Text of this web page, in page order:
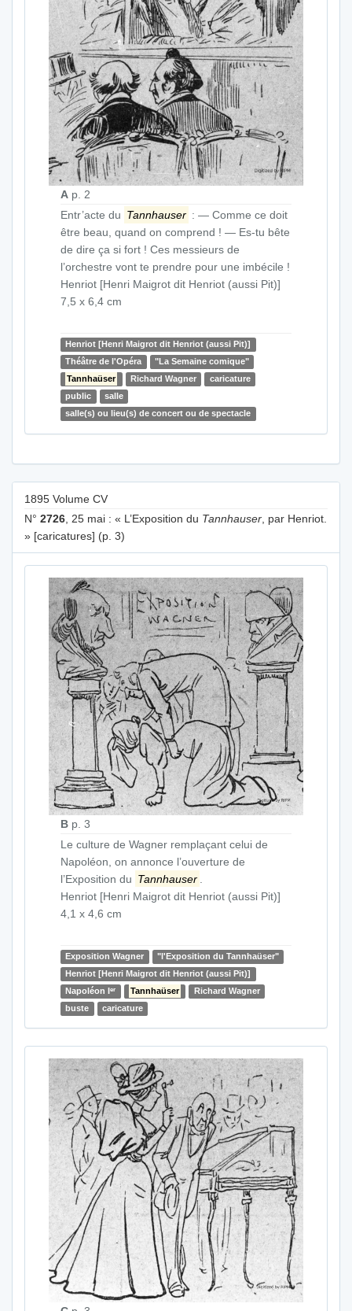
A p. 2
Entr’acte du Tannhauser : — Comme ce doit
être beau, quand on comprend ! — Es-tu bête
de dire ça si fort ! Ces messieurs de
l’orchestre vont te prendre pour une imbécile !
Henriot [Henri Maigrot dit Henriot (aussi Pit)]
7,5 x 6,4 cm
Henriot [Henri Maigrot dit Henriot (aussi Pit)]
Théâtre de l'Opéra
"La Semaine comique"
Tannhaüser
Richard Wagner
caricature
public
salle
salle(s) ou lieu(s) de concert ou de spectacle
1895 Volume CV
N° 2726, 25 mai : « L’Exposition du Tannhauser, par Henriot.
» [caricatures] (p. 3)
B p. 3
Le culture de Wagner remplaçant celui de
Napoléon, on annonce l’ouverture de
l’Exposition du Tannhauser
Henriot [Henri Maigrot dit Henriot (aussi Pit)]
4,1 x 4,6 cm
Exposition Wagner
"l'Exposition du Tannhaüser"
Henriot [Henri Maigrot dit Henriot (aussi Pit)]
Napoléon Ier Tannhaüser
Richard Wagner
buste
caricature